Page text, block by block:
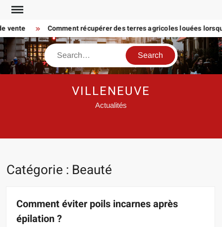
Skip
content
Comment récupérer des terres agricoles louées lorsque
Search
VILLENEUVE
Actualités
Catégorie : Beauté
Comment éviter poils incarnes après
épilation ?